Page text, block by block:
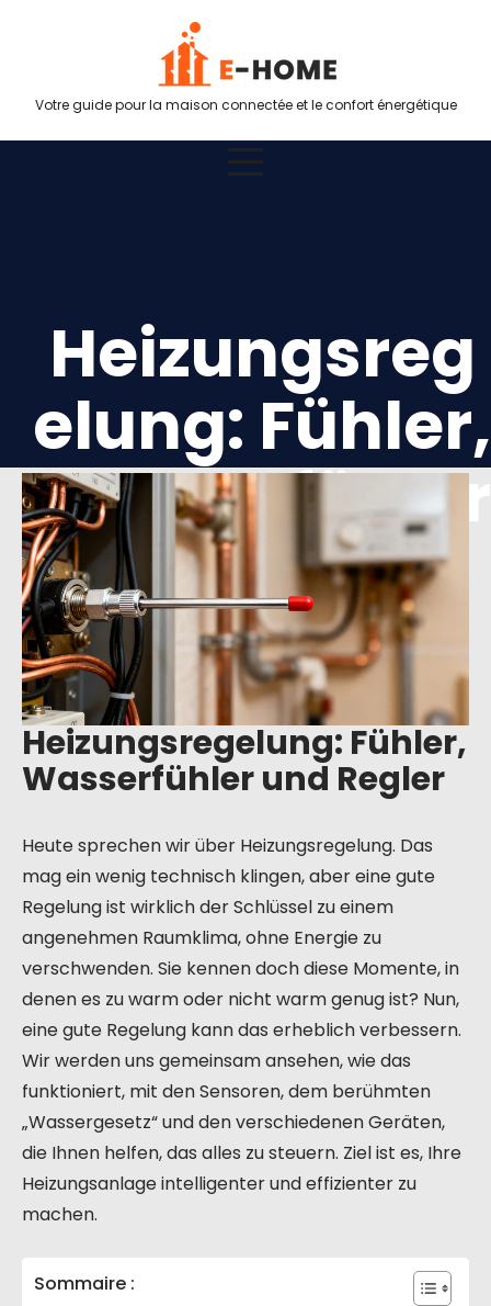
Votre guide pour la maison connectée et le confort énergétique
Heizungsreg
elung: Fühler,
Wasserfühler
und Regler
Heizungsregelung: Fühler,
Wasserfühler und Regler
Heute sprechen wir über Heizungsregelung. Das
mag ein wenig technisch klingen, aber eine gute
Regelung ist wirklich der Schlüssel zu einem
angenehmen Raumklima, ohne Energie zu
verschwenden. Sie kennen doch diese Momente, in
denen es zu warm oder nicht warm genug ist? Nun,
eine gute Regelung kann das erheblich verbessern.
Wir werden uns gemeinsam ansehen, wie das
funktioniert, mit den Sensoren, dem berühmten
„Wassergesetz“ und den verschiedenen Geräten,
die Ihnen helfen, das alles zu steuern. Ziel ist es, Ihre
Heizungsanlage intelligenter und effizienter zu
machen.
Sommaire :